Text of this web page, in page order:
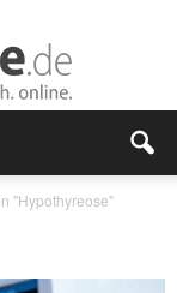
"Hypothyreose"